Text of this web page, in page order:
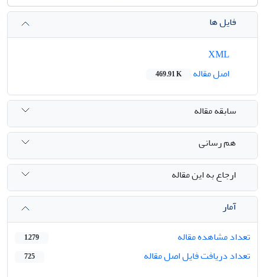
فایل ها
اصل مقاله
469.91 K
سابقه مقاله
هم رسانی
ارجاع به این مقاله
آمار
تعداد مشاهده مقاله
1,279
تعداد دریافت فایل اصل مقاله 725